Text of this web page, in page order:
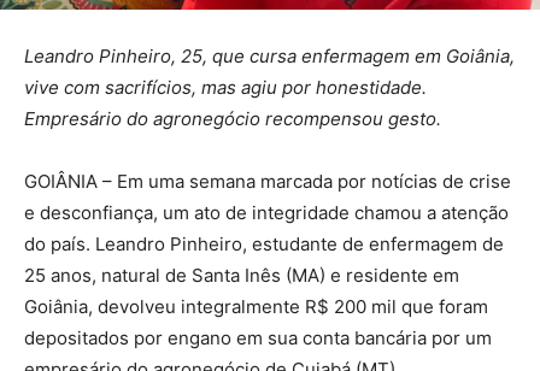
Leandro Pinheiro, 25, que cursa enfermagem em Goiânia,
vive com sacrifícios, mas agiu por honestidade.
Empresário do agronegócio recompensou gesto.
GOIÂNIA – Em uma semana marcada por notícias de crise
e desconfiança, um ato de integridade chamou a atenção
do país. Leandro Pinheiro, estudante de enfermagem de
25 anos, natural de Santa Inês (MA) e residente em
Goiânia, devolveu integralmente R$ 200 mil que foram
depositados por engano em sua conta bancária por um